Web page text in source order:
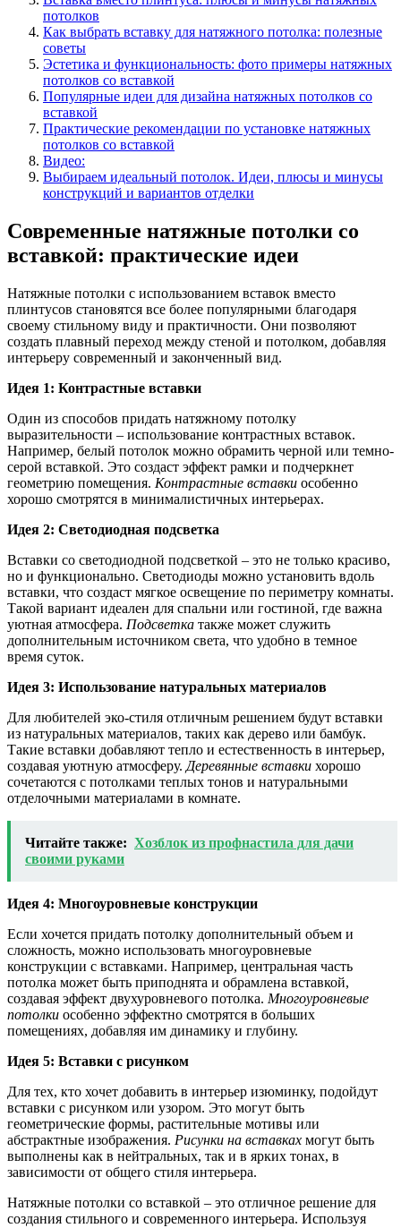
потолков
Как выбрать вставку для натяжного потолка: полезные
советы
Эстетика и функциональность: фото примеры натяжных
потолков со вставкой
Популярные идеи для дизайна натяжных потолков со
вставкой
Практические рекомендации по установке натяжных
потолков со вставкой
Видео:
Выбираем идеальный потолок. Идеи, плюсы и минусы
конструкций и вариантов отделки
Современные натяжные потолки со
вставкой: практические идеи
Натяжные потолки с использованием вставок вместо
плинтусов становятся все более популярными благодаря
своему стильному виду и практичности. Они позволяют
создать плавный переход между стеной и потолком, добавляя
интерьеру современный и законченный вид.
Идея 1: Контрастные вставки
Один из способов придать натяжному потолку
выразительности – использование контрастных вставок.
Например, белый потолок можно обрамить черной или темно-
серой вставкой. Это создаст эффект рамки и подчеркнет
геометрию помещения. Контрастные вставки особенно
хорошо смотрятся в минималистичных интерьерах.
Идея 2: Светодиодная подсветка
Вставки со светодиодной подсветкой – это не только красиво,
но и функционально. Светодиоды можно установить вдоль
вставки, что создаст мягкое освещение по периметру комнаты.
Такой вариант идеален для спальни или гостиной, где важна
уютная атмосфера. Подсветка также может служить
дополнительным источником света, что удобно в темное
время суток.
Идея 3: Использование натуральных материалов
Для любителей эко-стиля отличным решением будут вставки
из натуральных материалов, таких как дерево или бамбук.
Такие вставки добавляют тепло и естественность в интерьер,
создавая уютную атмосферу. Деревянные вставки хорошо
сочетаются с потолками теплых тонов и натуральными
отделочными материалами в комнате.
Читайте также: Хозблок из профнастила для дачи
своими руками
Идея 4: Многоуровневые конструкции
Если хочется придать потолку дополнительный объем и
сложность, можно использовать многоуровневые
конструкции с вставками. Например, центральная часть
потолка может быть приподнята и обрамлена вставкой,
создавая эффект двухуровневого потолка. Многоуровневые
потолки особенно эффектно смотрятся в больших
помещениях, добавляя им динамику и глубину.
Идея 5: Вставки с рисунком
Для тех, кто хочет добавить в интерьер изюминку, подойдут
вставки с рисунком или узором. Это могут быть
геометрические формы, растительные мотивы или
абстрактные изображения. Рисунки на вставках могут быть
выполнены как в нейтральных, так и в ярких тонах, в
зависимости от общего стиля интерьера.
Натяжные потолки со вставкой – это отличное решение для
создания стильного и современного интерьера. Используя